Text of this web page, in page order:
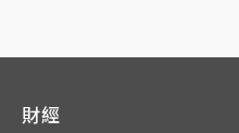
財經